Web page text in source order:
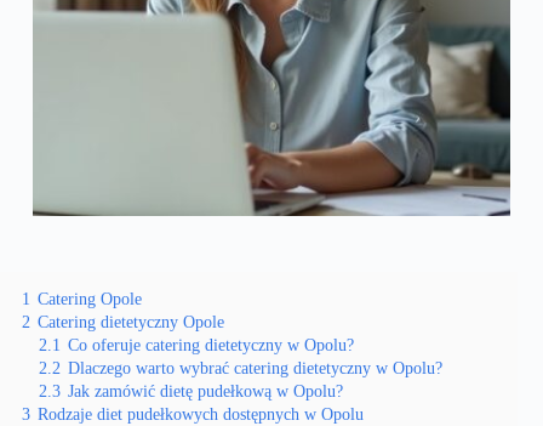
1 Catering Opole
2 Catering dietetyczny Opole
2.1 Co oferuje catering dietetyczny w Opolu?
2.2 Dlaczego warto wybrać catering dietetyczny w Opolu?
2.3 Jak zamówić dietę pudełkową w Opolu?
3 Rodzaje diet pudełkowych dostępnych w Opolu